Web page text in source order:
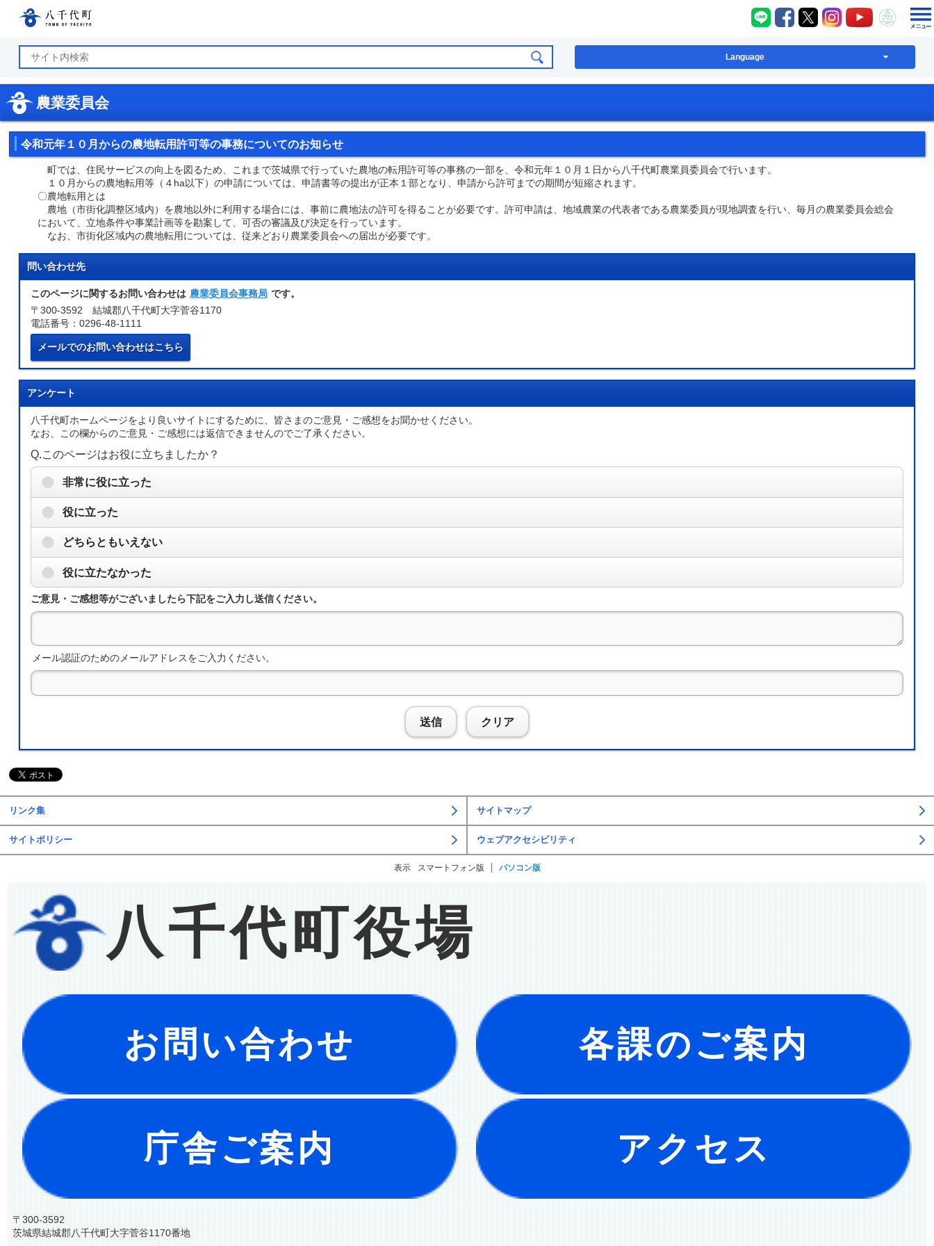
八千代町LINE
八千代町Facebook
八千代町X八千代町Instagram
八千代町八千代
Language
農業委員会
令和元年１０月からの農地転用許可等の事務についてのお知らせ
町では、住民サービスの向上を図るため、これまで茨城県で行っていた農地の転用許可等の事務の一部を、令和元年１０月１日から八千代町農業員委員会で行います。
１０月からの農地転用等（４ha以下）の申請については、申請書等の提出が正本１部となり、申請から許可までの期間が短縮されます。
〇農地転用とは
農地（市街化調整区域内）を農地以外に利用する場合には、事前に農地法の許可を得ることが必要です。許可申請は、地域農業の代表者である農業委員が現地調査を行い、毎月の農業委員会総会
において、立地条件や事業計画等を勘案して、可否の審議及び決定を行っています。
なお、市街化区域内の農地転用については、従来どおり農業委員会への届出が必要です。
問い合わせ先
このページに関するお問い合わせは 農業委員会事務局 です。
〒300-3592 結城郡八千代町大字菅谷1170
電話番号：0296-48-1111
メールでのお問い合わせはこちら
アンケート
八千代町ホームページをより良いサイトにするために、皆さまのご意見・ご感想をお聞かせください。
なお、この欄からのご意見・ご感想には返信できませんのでご了承ください。
Q.このページはお役に立ちましたか？
非常に役に立った
役に立った
どちらともいえない
役に立たなかった
ご意見・ご感想等がございましたら下記をご入力し送信ください。
メール認証のためのメールアドレスをご入力ください。
送信 クリア
リンク集 サイトマップ
サイトポリシー ウェブアクセシビリティ
表示 スマートフォン版 パソコン版
八千代町役場
お問い合わせ 各課のご案内
庁舎ご案内 アクセス
〒300-3592
茨城県結城郡八千代町大字菅谷1170番地